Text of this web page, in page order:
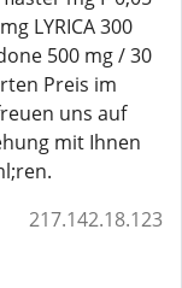
LYRICA 300
500 mg / 30
Preis im
uns auf
mit Ihnen
217.142.18.123